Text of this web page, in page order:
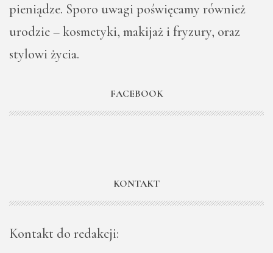
pieniądze. Sporo uwagi poświęcamy również
urodzie – kosmetyki, makijaż i fryzury, oraz
stylowi życia.
FACEBOOK
KONTAKT
Kontakt do redakcji: